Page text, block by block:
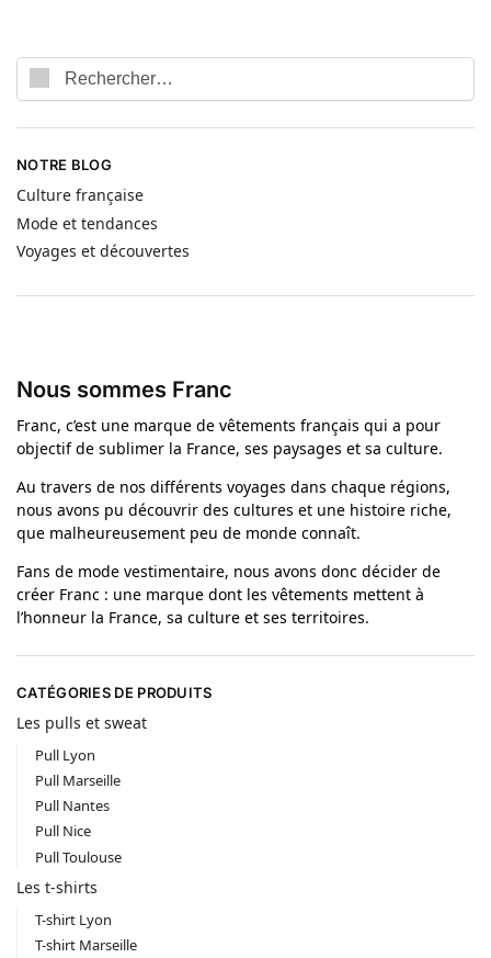
NOTRE BLOG
Culture française
Mode et tendances
Voyages et découvertes
Nous sommes Franc
Franc, c’est une marque de vêtements français qui a pour
objectif de sublimer la France, ses paysages et sa culture.
Au travers de nos différents voyages dans chaque régions,
nous avons pu découvrir des cultures et une histoire riche,
que malheureusement peu de monde connaît.
Fans de mode vestimentaire, nous avons donc décider de
créer Franc : une marque dont les vêtements mettent à
l’honneur la France, sa culture et ses territoires.
CATÉGORIES DE PRODUITS
Les pulls et sweat
Pull Lyon
Pull Marseille
Pull Nantes
Pull Nice
Pull Toulouse
Les t-shirts
T-shirt Lyon
T-shirt Marseille